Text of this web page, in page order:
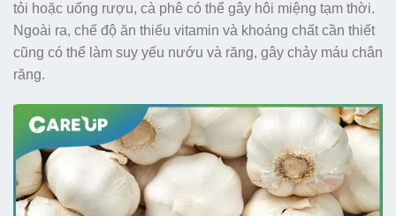
tỏi hoặc uống rượu, cà phê có thể gây hôi miệng tạm thời.
Ngoài ra, chế độ ăn thiếu vitamin và khoáng chất cần thiết
cũng có thể làm suy yếu nướu và răng, gây chảy máu chân
răng.